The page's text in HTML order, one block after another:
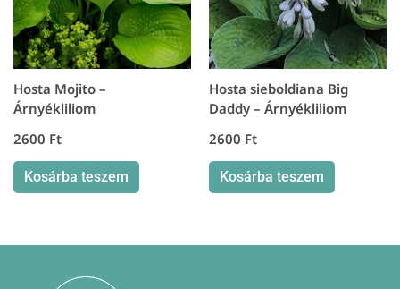
Hosta Mojito –
Árnyékliliom
2600 Ft
Kosárba teszem
Hosta sieboldiana Big
Daddy – Árnyékliliom
2600 Ft
Kosárba teszem